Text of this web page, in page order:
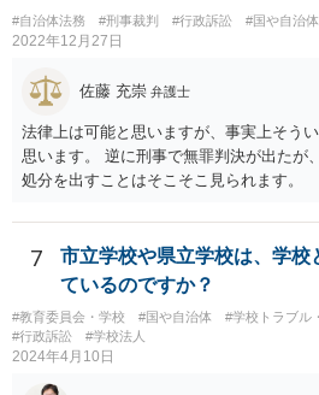
#自治体法務 #刑事裁判 #行政訴訟 #国や自治体
2022年12月27日
佐藤 充崇 弁護士
法律上は可能と思いますが、事実上そう
思います。 逆に刑事で無罪判決が出たが
処分を出すことはそこそこ見られます。
7
市立学校や県立学校は、学校
ているのですか？
#教育委員会・学校 #国や自治体 #学校トラブル
#行政訴訟
#学校法人
2024年4月10日